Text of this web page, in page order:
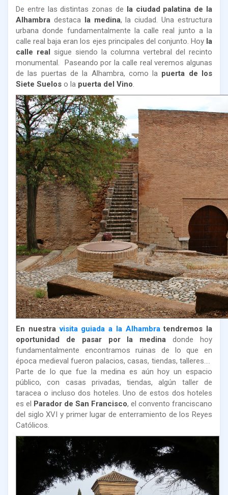
De entre las distintas zonas de la ciudad palatina de la
Alhambra destaca la medina, la ciudad. Una estructura
urbana donde fundamentalmente la calle real junto a la
calle real baja eran los ejes principales del conjunto. Hoy la
calle real sigue siendo la columna vertebral del recinto
monumental. Paseando por la calle real veremos algunas
de las puertas de la Alhambra, como la puerta de los
Siete Suelos o la puerta del Vino.
En nuestravisita guiada a la Alhambratendremos la
oportunidad de pasar por la medina donde hoy
fundamentalmente encontramos ruinas de lo que en
época medieval fueron palacios, casas, tiendas, talleres....
Parte de lo que fue la medina es aún hoy un espacio
público, con casas privadas, tiendas, algún taller de
taracea o incluso dos hoteles. Uno de estos dos hoteles
es el Parador de San Francisco, el convento franciscano
del siglo XVI y primer lugar de enterramiento de los Reyes
Católicos.